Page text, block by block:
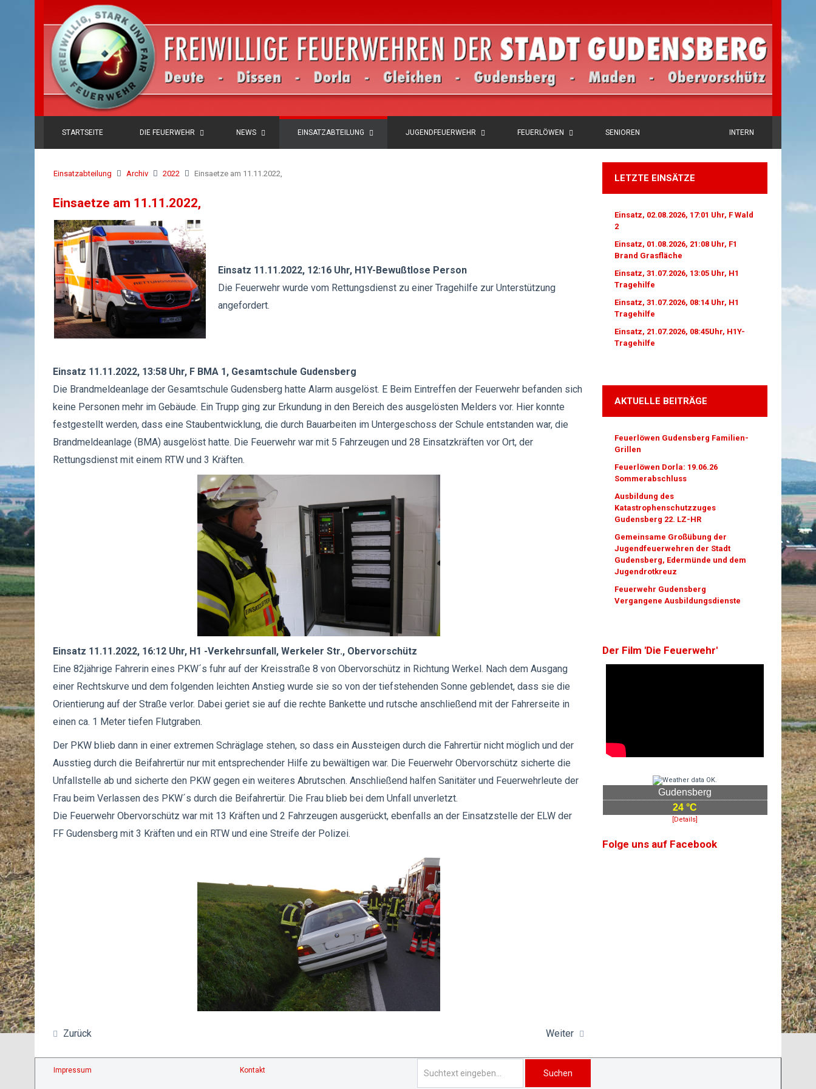
STARTSEITE DIE FEUERWEHR NEWS EINSATZABTEILUNG JUGENDFEUERWEHR FEUERLÖWEN SENIOREN INTERN
Einsatzabteilung Archiv 2022 Einsaetze am 11.11.2022,
Einsaetze am 11.11.2022,
Einsatz 11.11.2022, 12:16 Uhr, H1Y-Bewußtlose Person
Die Feuerwehr wurde vom Rettungsdienst zu einer Tragehilfe zur Unterstützung
angefordert.
Einsatz 11.11.2022, 13:58 Uhr, F BMA 1, Gesamtschule Gudensberg
Die Brandmeldeanlage der Gesamtschule Gudensberg hatte Alarm ausgelöst. E Beim Eintreffen der Feuerwehr befanden sich
keine Personen mehr im Gebäude. Ein Trupp ging zur Erkundung in den Bereich des ausgelösten Melders vor. Hier konnte
festgestellt werden, dass eine Staubentwicklung, die durch Bauarbeiten im Untergeschoss der Schule entstanden war, die
Brandmeldeanlage (BMA) ausgelöst hatte. Die Feuerwehr war mit 5 Fahrzeugen und 28 Einsatzkräften vor Ort, der
Rettungsdienst mit einem RTW und 3 Kräften.
Einsatz 11.11.2022, 16:12 Uhr, H1 -Verkehrsunfall, Werkeler Str., Obervorschütz
Eine 82jährige Fahrerin eines PKW´s fuhr auf der Kreisstraße 8 von Obervorschütz in Richtung Werkel. Nach dem Ausgang
einer Rechtskurve und dem folgenden leichten Anstieg wurde sie so von der tiefstehenden Sonne geblendet, dass sie die
Orientierung auf der Straße verlor. Dabei geriet sie auf die rechte Bankette und rutsche anschließend mit der Fahrerseite in
einen ca. 1 Meter tiefen Flutgraben.
Der PKW blieb dann in einer extremen Schräglage stehen, so dass ein Aussteigen durch die Fahrertür nicht möglich und der
Ausstieg durch die Beifahrertür nur mit entsprechender Hilfe zu bewältigen war. Die Feuerwehr Obervorschütz sicherte die
Unfallstelle ab und sicherte den PKW gegen ein weiteres Abrutschen. Anschließend halfen Sanitäter und Feuerwehrleute der
Frau beim Verlassen des PKW´s durch die Beifahrertür. Die Frau blieb bei dem Unfall unverletzt.
Die Feuerwehr Obervorschütz war mit 13 Kräften und 2 Fahrzeugen ausgerückt, ebenfalls an der Einsatzstelle der ELW der
FF Gudensberg mit 3 Kräften und ein RTW und eine Streife der Polizei.
Zurück Weiter
LETZTE EINSÄTZE
Einsatz, 02.08.2026, 17:01 Uhr, F Wald
2
Einsatz, 01.08.2026, 21:08 Uhr, F1
Brand Grasfläche
Einsatz, 31.07.2026, 13:05 Uhr, H1
Tragehilfe
Einsatz, 31.07.2026, 08:14 Uhr, H1
Tragehilfe
Einsatz, 21.07.2026, 08:45Uhr, H1Y-
Tragehilfe
AKTUELLE BEITRÄGE
Feuerlöwen Gudensberg Familien-
Grillen
Feuerlöwen Dorla: 19.06.26
Sommerabschluss
Ausbildung des
Katastrophenschutzzuges
Gudensberg 22. LZ-HR
Gemeinsame Großübung der
Jugendfeuerwehren der Stadt
Gudensberg, Edermünde und dem
Jugendrotkreuz
Feuerwehr Gudensberg
Vergangene Ausbildungsdienste
Der Film 'Die Feuerwehr'
Gudensberg
24 °C
[Details]
Folge uns auf Facebook
Impressum Kontakt Suchen